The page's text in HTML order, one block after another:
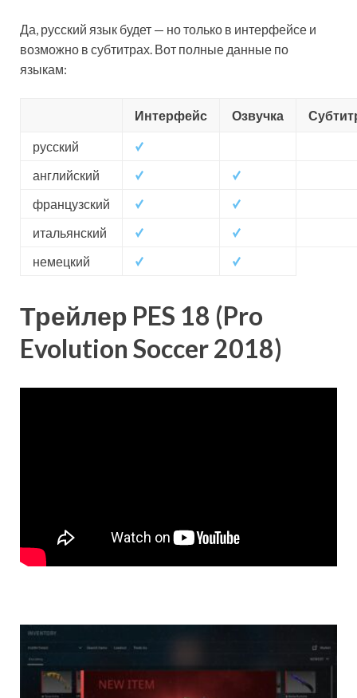
Да, русский язык будет — но только в интерфейсе и
возможно в субтитрах. Вот полные данные по
языкам:
Интерфейс Озвучка
русский
английский
французский
итальянский
немецкий
Трейлер PES 18 (Pro
Evolution Soccer 2018)